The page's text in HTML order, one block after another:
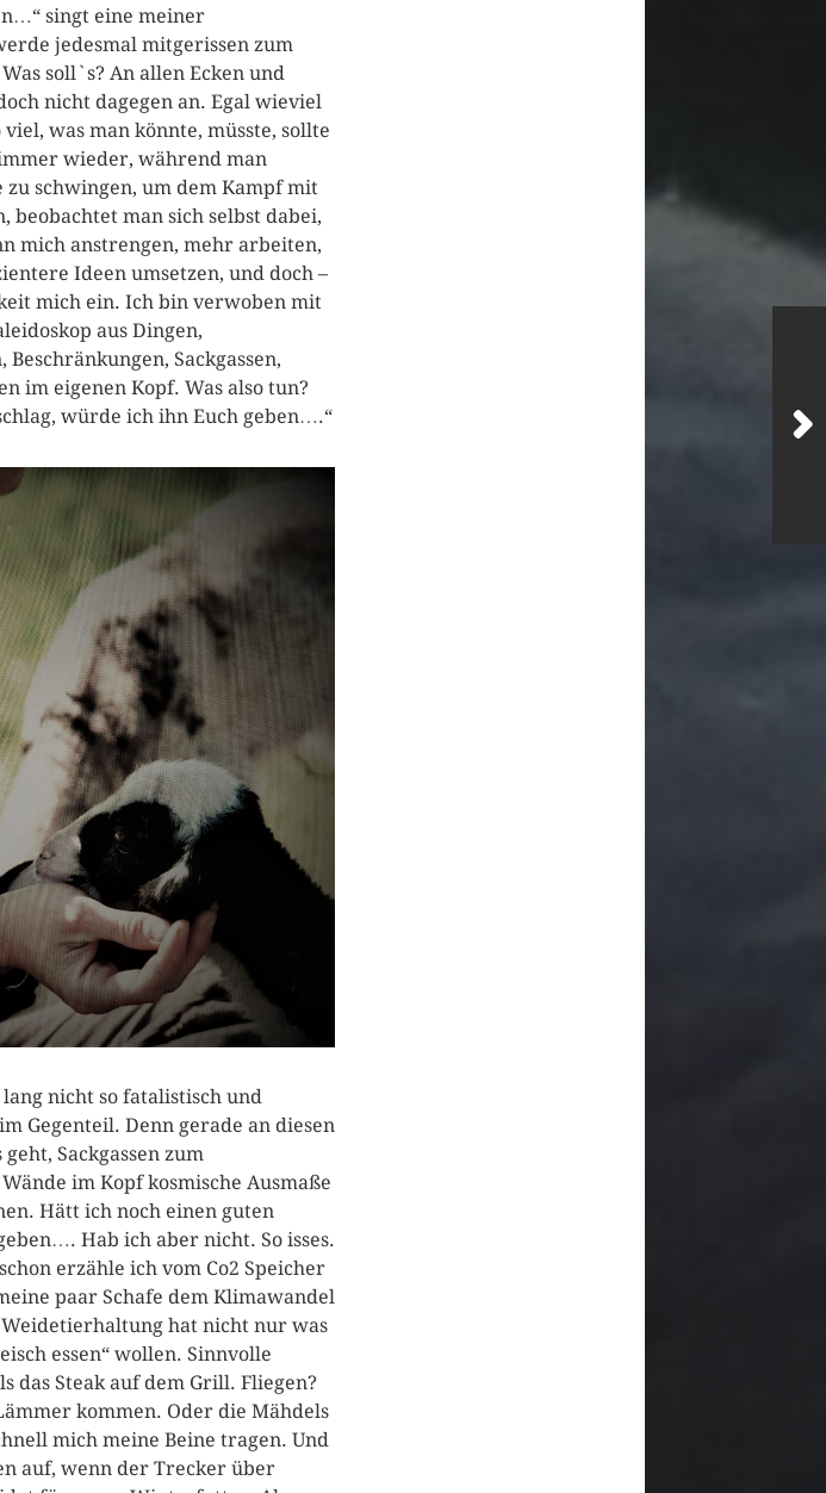
singt eine meiner
jedesmal mitgerissen zum
soll`s? An allen Ecken und
nicht dagegen an. Egal wieviel
was man könnte, müsste, sollte
wieder, während man
schwingen, um dem Kampf mit
beobachtet man sich selbst dabei,
mich anstrengen, mehr arbeiten,
Ideen umsetzen, und doch –
mich ein. Ich bin verwoben mit
aus Dingen,
Sackgassen,
im eigenen Kopf. Was also tun?
würde ich ihn Euch geben….“
nicht so fatalistisch und
Gegenteil. Denn gerade an diesen
Sackgassen zum
im Kopf kosmische Ausmaße
Hätt ich noch einen guten
Hab ich aber nicht. So isses.
erzähle ich vom Co2 Speicher
paar Schafe dem Klimawandel
hat nicht nur was
essen“ wollen. Sinnvolle
das Steak auf dem Grill. Fliegen?
kommen. Oder die Mähdels
mich meine Beine tragen. Und
auf, wenn der Trecker über